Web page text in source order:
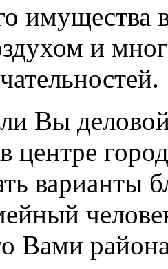
имущества
и
Вы
центре
варианты
Вами